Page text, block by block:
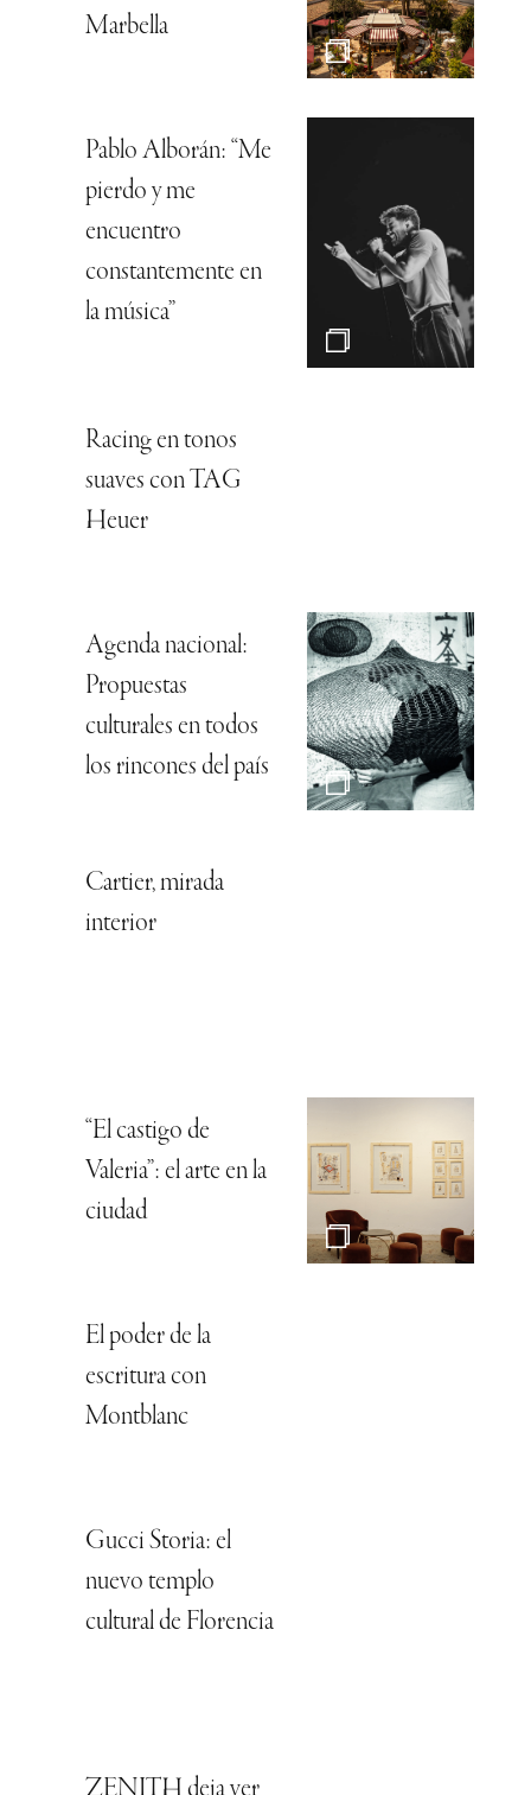
Marbella
Pablo Alborán: “Me
pierdo y me
encuentro
constantemente en
la música”
Racing en tonos
suaves con TAG
Heuer
Agenda nacional:
Propuestas
culturales en todos
los rincones del país
Cartier, mirada
interior
“El castigo de
Valeria”: el arte en la
ciudad
El poder de la
escritura con
Montblanc
Gucci Storia: el
nuevo templo
cultural de Florencia